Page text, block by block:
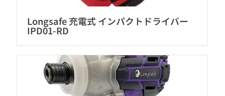
Longsafe 充電式 インパクトドライバー
IPD01-RD